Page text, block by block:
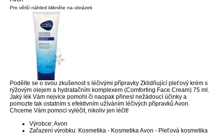
Pro větší náhled klikněte na obrázek
Podělte se o svou zkušenost s léčivými přípravky Zklidňující pleťový krém s
rýžovým olejem a hydratačním komplexem (Comforting Face Cream) 75 ml.
Jaký lék Vám nejvíce pomohl či naopak přinesl nežádoucí účinky a
pomozte tak ostatním s efektivním užíváním léčivých přípravků Avon.
Chceme Vám pomoci vyléčit, nikoliv jen léčit!
Výrobce: Avon
Zařazení výrobku: Kosmetika - Kosmetika Avon - Pleťová kosmetika